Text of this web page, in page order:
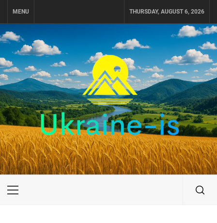
MENU THURSDAY, AUGUST 6, 2026
UKRAINE-IS
ПОДОРОЖI ПО УКРАЇНІ
Primary